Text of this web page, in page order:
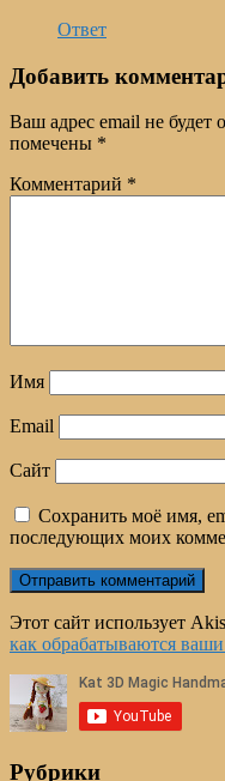
Ответ
Добавить
Ваш адрес email не будет
помечены *
Комментарий *
Имя
Email
Сайт
Сохранить моё имя,
последующих моих
Этот сайт использует
как обрабатываются
Рубрики